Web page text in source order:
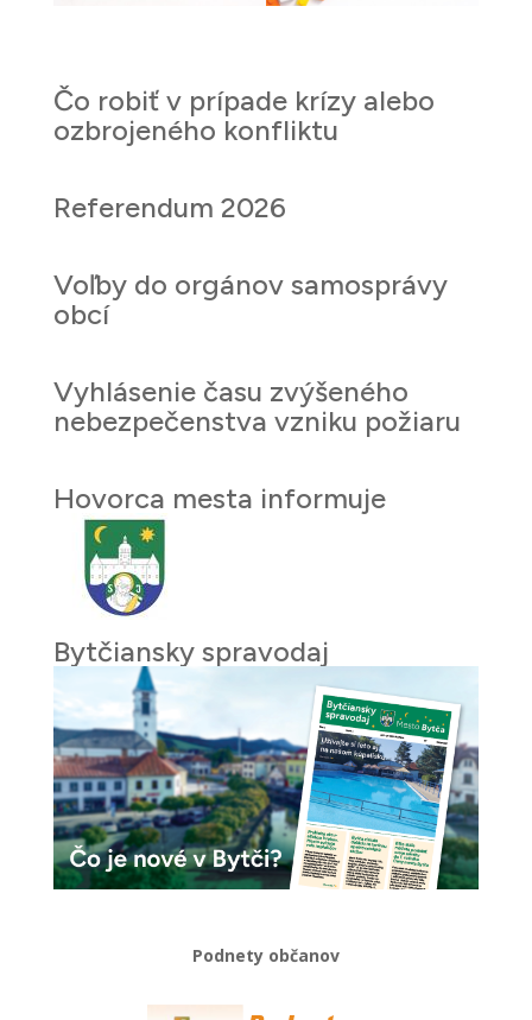
Čo robiť v prípade krízy alebo
ozbrojeného konfliktu
Referendum 2026
Voľby do orgánov samosprávy
obcí
Vyhlásenie času zvýšeného
nebezpečenstva vzniku požiaru
Hovorca mesta informuje
Bytčiansky spravodaj
Podnety občanov